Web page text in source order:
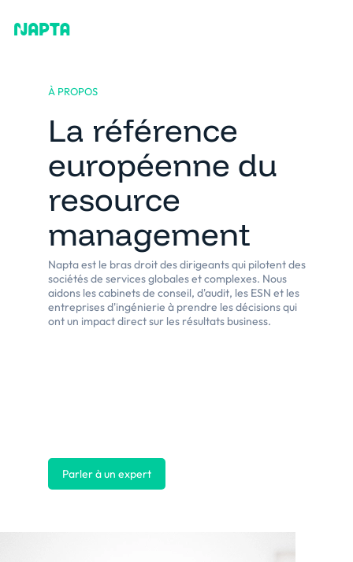
À PROPOS
La référence
européenne du
resource
management
Napta est le bras droit des dirigeants qui pilotent des
sociétés de services globales et complexes. Nous
aidons les cabinets de conseil, d'audit, les ESN et les
entreprises d'ingénierie à prendre les décisions qui
ont un impact direct sur les résultats business.
Parler à un expert